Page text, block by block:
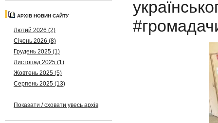
АРХІВ НОВИН САЙТУ
Лютий 2026 (2)
Січень 2026 (8)
Грудень 2025 (1)
Листопад 2025 (1)
Жовтень 2025 (5)
Серпень 2025 (13)
Показати / сховати увесь архів